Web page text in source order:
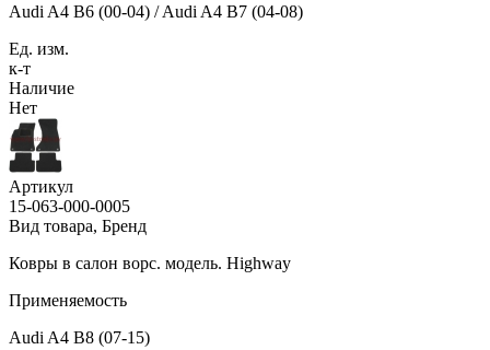
Audi A4 B6 (00-04) / Audi A4 B7 (04-08)
Ед. изм.
к-т
Наличие
Нет
Артикул
15-063-000-0005
Вид товара, Бренд
Ковры в салон ворс. модель. Highway
Применяемость
Audi A4 B8 (07-15)